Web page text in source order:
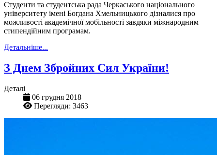
Студенти та студентська рада Черкаського національного
університету імені Богдана Хмельницького дізналися про
можливості академічної мобільності завдяки міжнародним
стипендійним програмам.
Детальніше...
З Днем Збройних Сил України!
Деталі
06 грудня 2018
Перегляди: 3463